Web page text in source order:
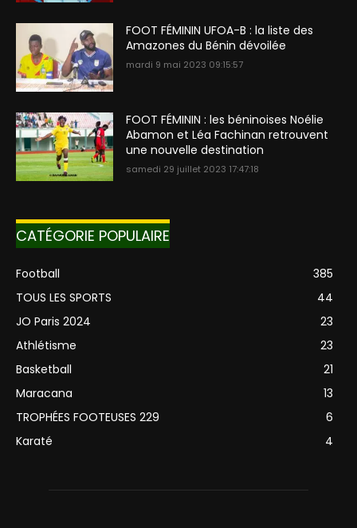
FOOT FÉMININ UFOA-B : la liste des
Amazones du Bénin dévoilée
mardi 9 mai 2023 09:15:57
FOOT FÉMININ : les béninoises Noélie
Abamon et Léa Fachinan retrouvent
une nouvelle destination
samedi 29 juillet 2023 17:47:18
CATÉGORIE POPULAIRE
Football
385
TOUS LES SPORTS
44
JO Paris 2024
23
Athlétisme
23
Basketball
21
Maracana
13
TROPHÉES FOOTEUSES 229
6
Karaté
4